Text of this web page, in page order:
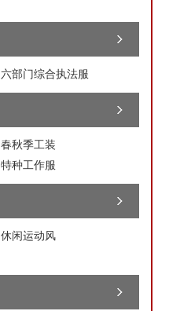
六部门综合执法服
春秋季工装
特种工作服
休闲运动风